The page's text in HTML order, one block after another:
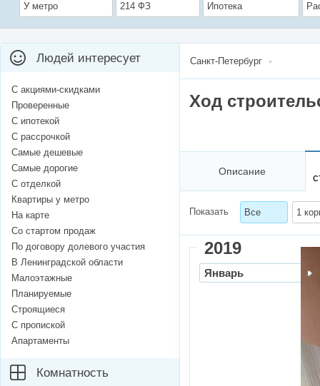
У метро 214 ФЗ Ипотека
Санкт-Петербург
Ход
Описание
Показать Все 1
2019
Январь
Людей интересует
С акциями-скидками
Проверенные
С ипотекой
С рассрочкой
Самые дешевые
Самые дорогие
С отделкой
Квартиры у метро
На карте
Со стартом продаж
По договору долевого участия
В Ленинградской области
Малоэтажные
Планируемые
Строящиеся
С пропиской
Апартаменты
Комнатность